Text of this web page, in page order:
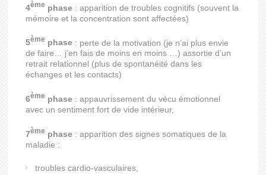
4ème phase : apparition de troubles cognitifs (souvent la
mémoire et la concentration sont affectées)
5ème phase : perte de la motivation (je n’ai plus envie
de faire… j’en fais de moins en moins …) assortie d’un
retrait relationnel (plus de spontanéité dans les
échanges et les contacts)
6ème phase : appauvrissement du vécu émotionnel
avec un sentiment fort de vide intérieur,
7ème phase : apparition des signes somatiques de la
maladie :
troubles cardio-vasculaires,